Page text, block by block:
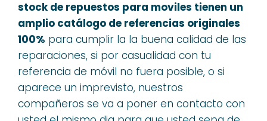
stock de repuestos para moviles tienen un
amplio catálogo de referencias originales
100% para cumplir la la buena calidad de las
reparaciones, si por casualidad con tu
referencia de móvil no fuera posible, o si
aparece un imprevisto, nuestros
compañeros se va a poner en contacto con